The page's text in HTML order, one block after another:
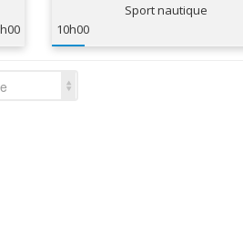
Sport nautique
10h00